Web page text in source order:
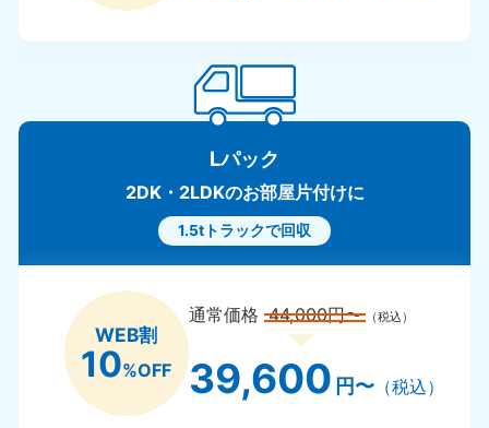
Lパック
2DK・2LDKのお部屋片付けに
1.5tトラックで回収
WEB割
10%OFF
通常価格44,000円〜 （税込）
39,600 円〜（税込）